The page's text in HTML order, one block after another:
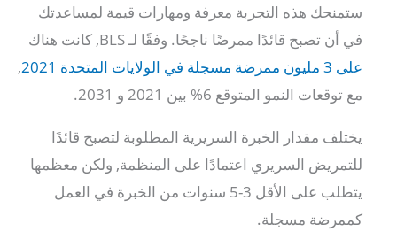
ستمنحك هذه التجربة معرفة ومهارات قيمة لمساعدتك
في أن تصبح قائدًا ممرضًا ناجحًا. وفقًا لـ BLS, كانت هناك
على 3 مليون ممرضة مسجلة في الولايات المتحدة 2021
,
مع توقعات النمو المتوقع 6% بين 2021 و 2031.
يختلف مقدار الخبرة السريرية المطلوبة لتصبح قائدًا
للتمريض السريري اعتمادًا على المنظمة, ولكن معظمها
يتطلب على الأقل 3-5 سنوات من الخبرة في العمل
كممرضة مسجلة.